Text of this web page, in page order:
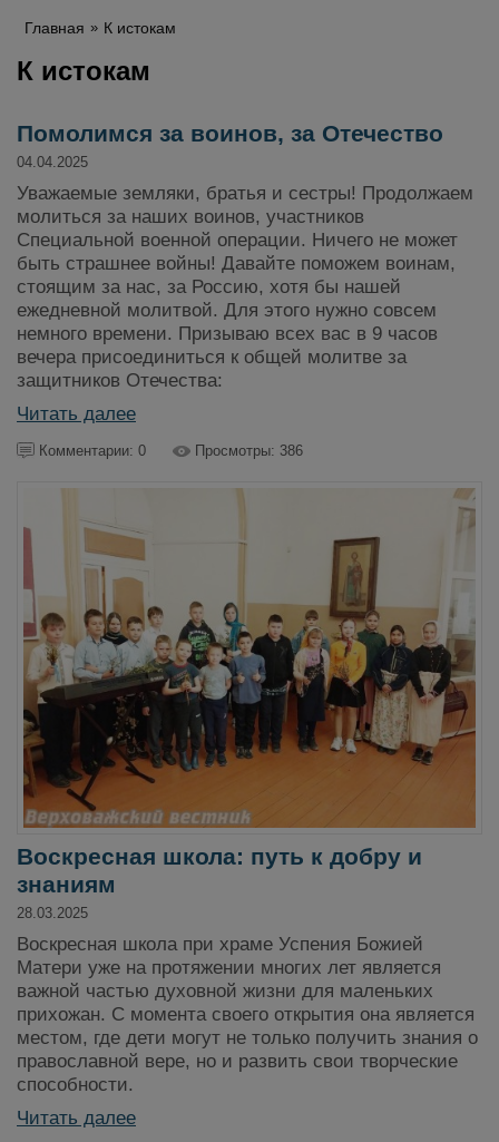
Главная К истокам
К истокам
Помолимся за воинов, за Отечество
04.04.2025
Уважаемые земляки, братья и сестры! Продолжаем
молиться за наших воинов, участников
Специальной военной операции. Ничего не может
быть страшнее войны! Давайте поможем воинам,
стоящим за нас, за Россию, хотя бы нашей
ежедневной молитвой. Для этого нужно совсем
немного времени. Призываю всех вас в 9 часов
вечера присоединиться к общей молитве за
защитников Отечества:
Читать далее
Комментарии: 0 Просмотры: 386
Воскресная школа: путь к добру и
знаниям
28.03.2025
Воскресная школа при храме Успения Божией
Матери уже на протяжении многих лет является
важной частью духовной жизни для маленьких
прихожан. С момента своего открытия она является
местом, где дети могут не только получить знания о
православной вере, но и развить свои творческие
способности.
Читать далее